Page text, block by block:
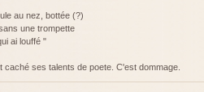
au nez, bottée (?)
une trompette
ai louffé "
caché ses talents de poete. C'est dommage.